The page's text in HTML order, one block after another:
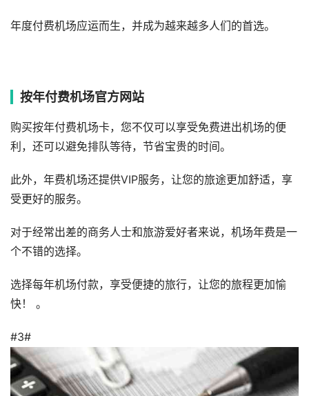
年度付费机场应运而生，并成为越来越多人们的首选。
按年付费机场官方网站
购买按年付费机场卡，您不仅可以享受免费进出机场的便
利，还可以避免排队等待，节省宝贵的时间。
此外，年费机场还提供VIP服务，让您的旅途更加舒适，享
受更好的服务。
对于经常出差的商务人士和旅游爱好者来说，机场年费是一
个不错的选择。
选择每年机场付款，享受便捷的旅行，让您的旅程更加愉
快！ 。
#3#